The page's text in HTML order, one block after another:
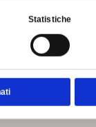
Statistiche